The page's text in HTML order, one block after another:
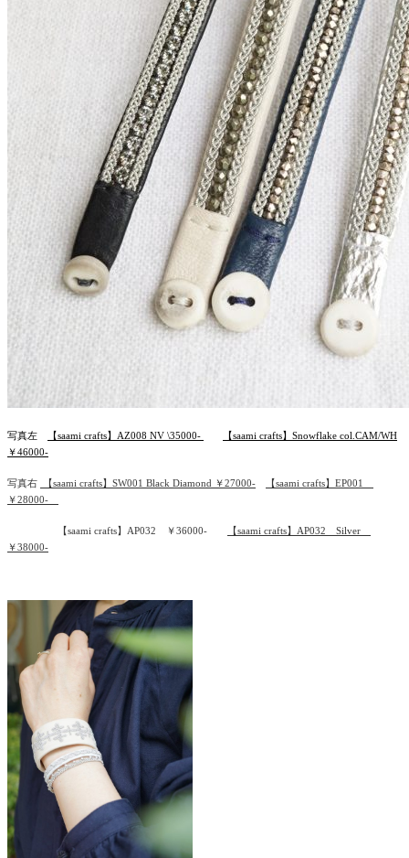
写真左 【saami crafts】AZ008 NV \35000-
【saami crafts】Snowflake col.CAM/WH
￥46000-
写真右 【saami crafts】SW001 Black Diamond ￥27000-
【saami crafts】EP001
￥28000-
【saami crafts】AP032 ￥36000-
【saami crafts】AP032 Silver
￥38000-